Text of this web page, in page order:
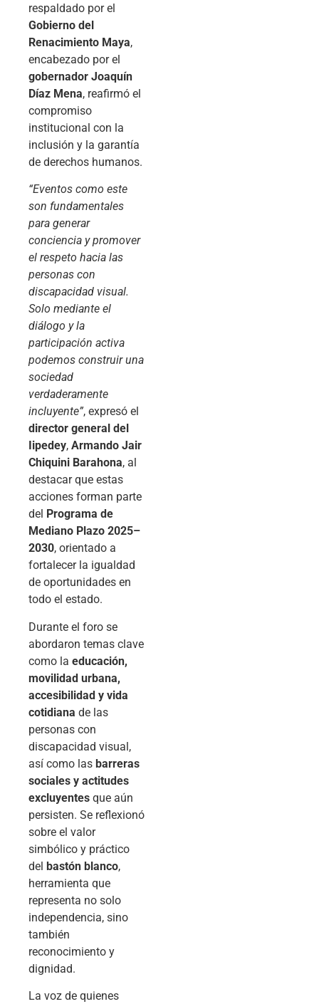
respaldado por el
Gobierno del
Renacimiento Maya,
encabezado por el
gobernador Joaquín
Díaz Mena, reafirmó el
compromiso
institucional con la
inclusión y la garantía
de derechos humanos.
“Eventos como este
son fundamentales
para generar
conciencia y promover
el respeto hacia las
personas con
discapacidad visual.
Solo mediante el
diálogo y la
participación activa
podemos construir una
sociedad
verdaderamente
incluyente”, expresó el
director general del
Iipedey, Armando Jair
Chiquini Barahona, al
destacar que estas
acciones forman parte
del Programa de
Mediano Plazo 2025–
2030, orientado a
fortalecer la igualdad
de oportunidades en
todo el estado.
Durante el foro se
abordaron temas clave
como la educación,
movilidad urbana,
accesibilidad y vida
cotidiana de las
personas con
discapacidad visual,
así como las barreras
sociales y actitudes
excluyentes que aún
persisten. Se reflexionó
sobre el valor
simbólico y práctico
del bastón blanco,
herramienta que
representa no solo
independencia, sino
también
reconocimiento y
dignidad.
La voz de quienes